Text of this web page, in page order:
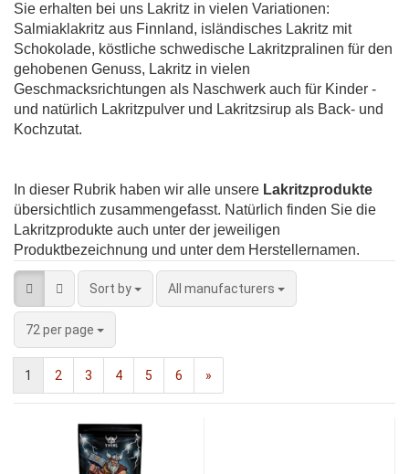
Sie erhalten bei uns Lakritz in vielen Variationen:
Salmiaklakritz aus Finnland, isländisches Lakritz mit
Schokolade, köstliche schwedische Lakritzpralinen für den
gehobenen Genuss, Lakritz in vielen
Geschmacksrichtungen als Naschwerk auch für Kinder -
und natürlich Lakritzpulver und Lakritzsirup als Back- und
Kochzutat.
In dieser Rubrik haben wir alle unsere Lakritzprodukte
übersichtlich zusammengefasst. Natürlich finden Sie die
Lakritzprodukte auch unter der jeweiligen
Produktbezeichnung und unter dem Herstellernamen.
Sort by All manufacturers
72 per page
1 2 3 4 5 6 »